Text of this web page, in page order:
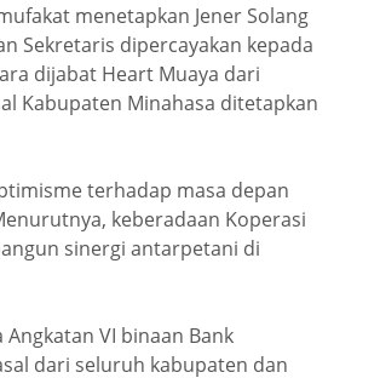
menetapkan Jener Solang
Sekretaris dipercayakan kepada
dijabat Heart Muaya dari
Kabupaten Minahasa ditetapkan
terhadap masa depan
keberadaan Koperasi
sinergi antarpetani di
VI binaan Bank
dari seluruh kabupaten dan